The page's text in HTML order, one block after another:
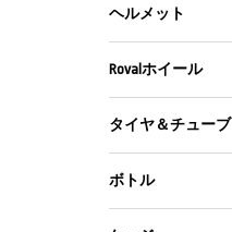
ヘルメット
Rovalホイール
タイヤ＆チューブ
ボトル